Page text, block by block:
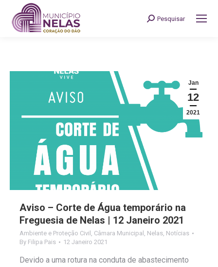
Search:
Pesquisar
Jan
12
2021
Aviso – Corte de Água temporário na
Freguesia de Nelas | 12 Janeiro 2021
Ambiente e Proteção Civil , Câmara Municipal , Nelas, Notícias
By Filipa Pais 12 Janeiro 2021
Devido a uma rotura na conduta de abastecimento